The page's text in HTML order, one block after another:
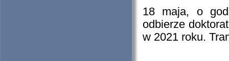
18 maja, o
odbierze
w 2021 roku.